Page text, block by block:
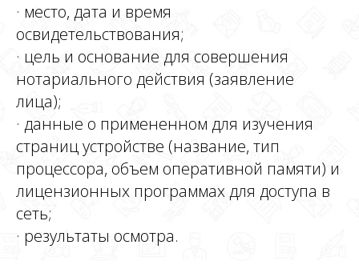
· место, дата и время
освидетельствования;
· цель и основание для совершения
нотариального действия (заявление
лица);
· данные о примененном для изучения
страниц устройстве (название, тип
процессора, объем оперативной памяти) и
лицензионных программах для доступа в
сеть;
· результаты осмотра.